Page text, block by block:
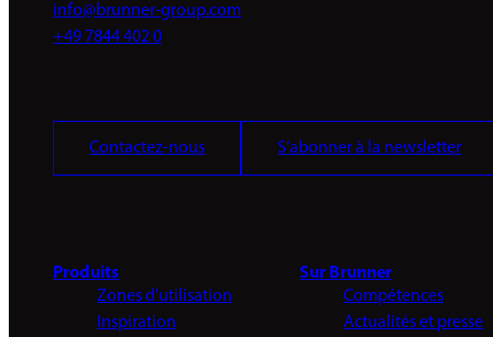
info@brunner-group.com
+49 7844 402 0
Contactez-nous S’abonner à la newsletter
Produits
Zones d'utilisation
Inspiration
Sur Brunner
Compétences
Actualités et presse